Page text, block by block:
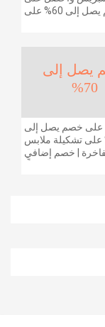
خصم يصل إلى 60% على
التي تزيد قيمتها عن
يصل إلى
70%
خصم يصل إلى
على تشكيلة ملابس
| خصم إضافي